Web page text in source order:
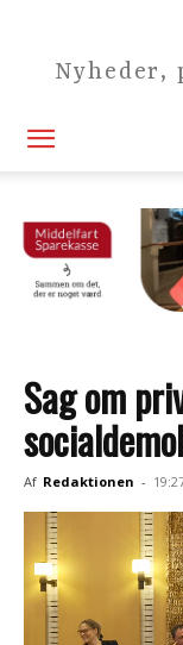
Nyheder,
Sag om
Af Redaktionen -